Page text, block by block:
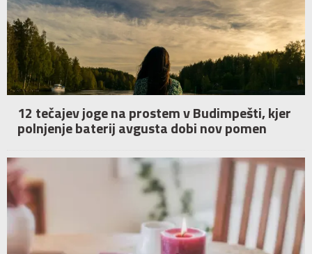
12 tečajev joge na prostem v Budimpešti, kjer
polnjenje baterij avgusta dobi nov pomen